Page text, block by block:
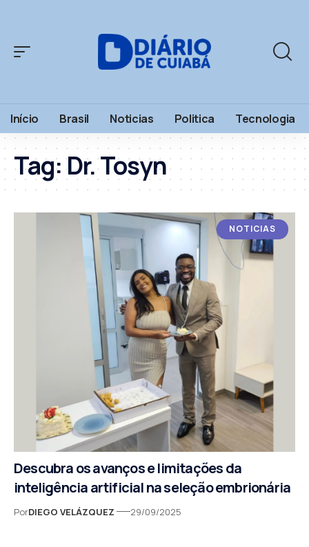
Início Brasil Noticias Politica Tecnologia
Tag:Dr. Tosyn
NOTICIAS
Descubra os avanços e limitações da
inteligência artificial na seleção embrionária
PorDIEGO VELÁZQUEZ 29/09/2025